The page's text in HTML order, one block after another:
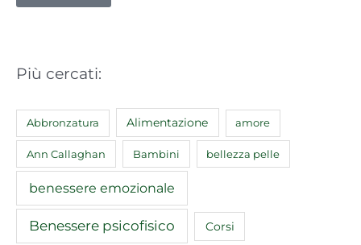
Più cercati:
Abbronzatura Alimentazione amore
Ann Callaghan Bambini bellezza pelle
benessere emozionale
Benessere psicofisico Corsi